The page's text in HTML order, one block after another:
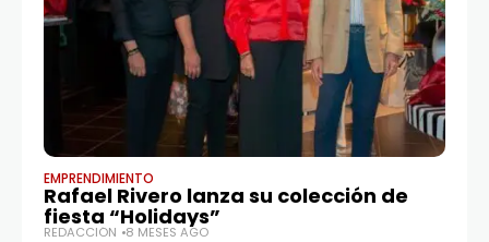
EMPRENDIMIENTO
Rafael Rivero lanza su colección de
fiesta “Holidays”
REDACCIÓN 8 MESES AGO